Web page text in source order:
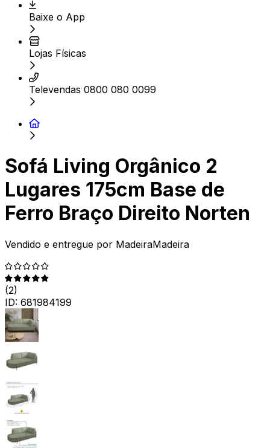
Baixe o App
Lojas Físicas
Televendas 0800 080 0099
Sofá Living Orgânico 2
Lugares 175cm Base de
Ferro Braço Direito Norten
Vendido e entregue por MadeiraMadeira
(2)
ID: 681984199